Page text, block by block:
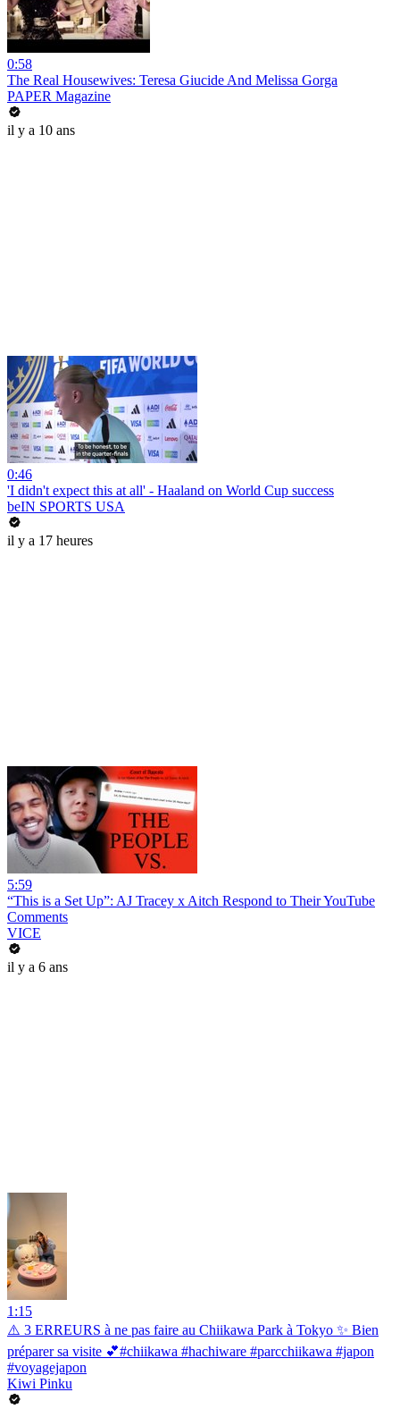
0:58
The Real Housewives: Teresa Giucide And Melissa Gorga
PAPER Magazine
il y a 10 ans
0:46
'I didn't expect this at all' - Haaland on World Cup success
beIN SPORTS USA
il y a 17 heures
5:59
“This is a Set Up”: AJ Tracey x Aitch Respond to Their YouTube
Comments
VICE
il y a 6 ans
1:15
⚠️ 3 ERREURS à ne pas faire au Chiikawa Park à Tokyo ✨ Bien
préparer sa visite 💕#chiikawa #hachiware #parcchiikawa #japon
#voyagejapon
Kiwi Pinku